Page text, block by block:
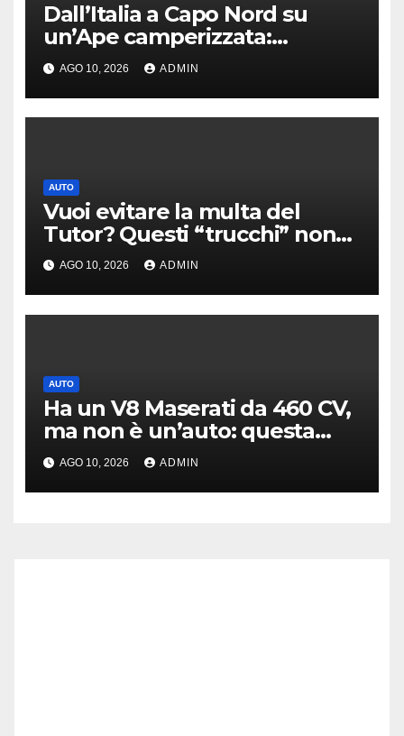
Dall’Italia a Capo Nord su
un’Ape camperizzata:
l’incredibile impresa di
Francesco
AGO 10, 2026 ADMIN
AUTO
Vuoi evitare la multa del
Tutor? Questi “trucchi” non
servono a nulla
AGO 10, 2026 ADMIN
AUTO
Ha un V8 Maserati da 460 CV,
ma non è un’auto: questa
moto costa 144.000 euro
AGO 10, 2026 ADMIN